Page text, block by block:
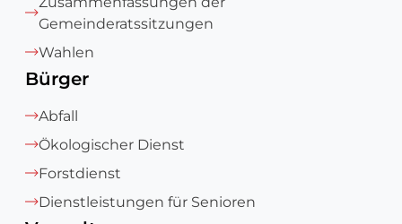
Gemeinderatssitzungen
Wahlen
Bürger
Abfall
Ökologischer Dienst
Forstdienst
Dienstleistungen für Senioren